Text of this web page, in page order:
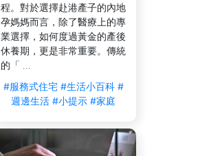
程。對於選擇赴港產子的內地
孕媽媽而言，除了醫療上的專
業選擇，如何度過黃金的產後
休養期，更是非常重要。傳統
的「 ...
#服務式住宅 #生活小百科 #
週邊生活 #小提示 #家庭